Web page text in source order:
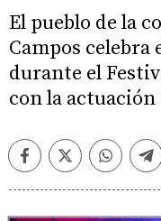
El pueblo de la
Campos
durante el
con la
FacebookTwitter